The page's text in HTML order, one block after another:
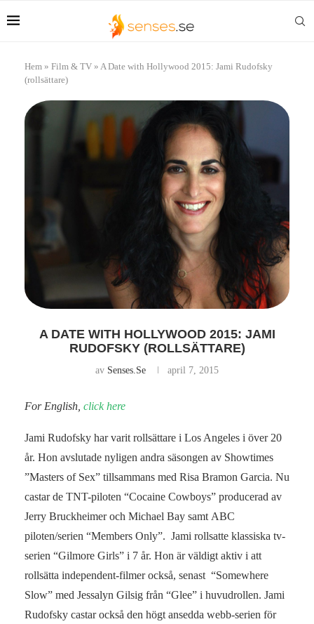
Hem » Film & TV » A Date with Hollywood 2015: Jami Rudofsky
(rollsättare)
A DATE WITH HOLLYWOOD 2015: JAMI
RUDOFSKY (ROLLSÄTTARE)
av Senses.se april 7, 2015
For English, click here
Jami Rudofsky har varit rollsättare i Los Angeles i över 20
år. Hon avslutade nyligen andra säsongen av Showtimes
”Masters of Sex” tillsammans med Risa Bramon Garcia. Nu
castar de TNT-piloten “Cocaine Cowboys” producerad av
Jerry Bruckheimer och Michael Bay samt ABC
piloten/serien “Members Only”. Jami rollsatte klassiska tv-
serien “Gilmore Girls” i 7 år. Hon är väldigt aktiv i att
rollsätta independent-filmer också, senast “Somewhere
Slow” med Jessalyn Gilsig från “Glee” i huvudrollen. Jami
Rudofsky castar också den högt ansedda webb-serien för